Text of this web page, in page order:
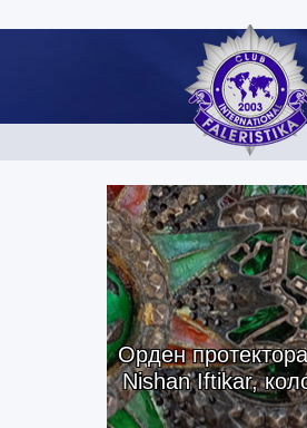
Орден
Nishan Iftikar,